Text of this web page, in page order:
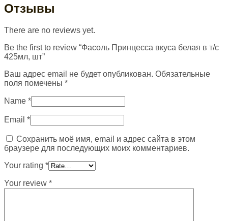
Отзывы
There are no reviews yet.
Be the first to review “Фасоль Принцесса вкуса белая в т/с
425мл, шт”
Ваш адрес email не будет опубликован. Обязательные
поля помечены *
Name *
Email *
Сохранить моё имя, email и адрес сайта в этом
браузере для последующих моих комментариев.
Your rating *
Your review *